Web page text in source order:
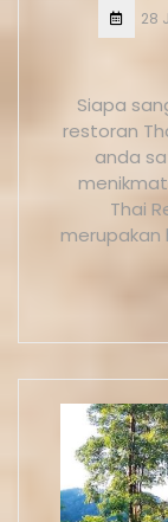
28
Siapa
restoran
anda
Thai
merupakan